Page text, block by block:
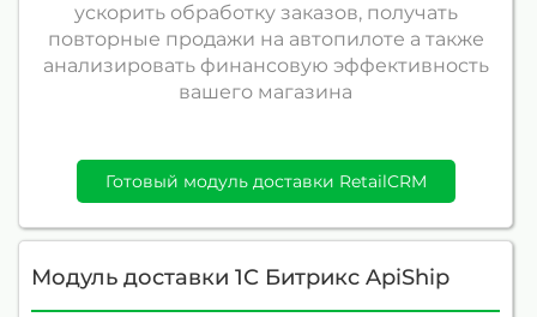
ускорить обработку заказов, получать
повторные продажи на автопилоте а также
анализировать финансовую эффективность
вашего магазина
Готовый модуль доставки RetailCRM
Модуль доставки 1С Битрикс ApiShip